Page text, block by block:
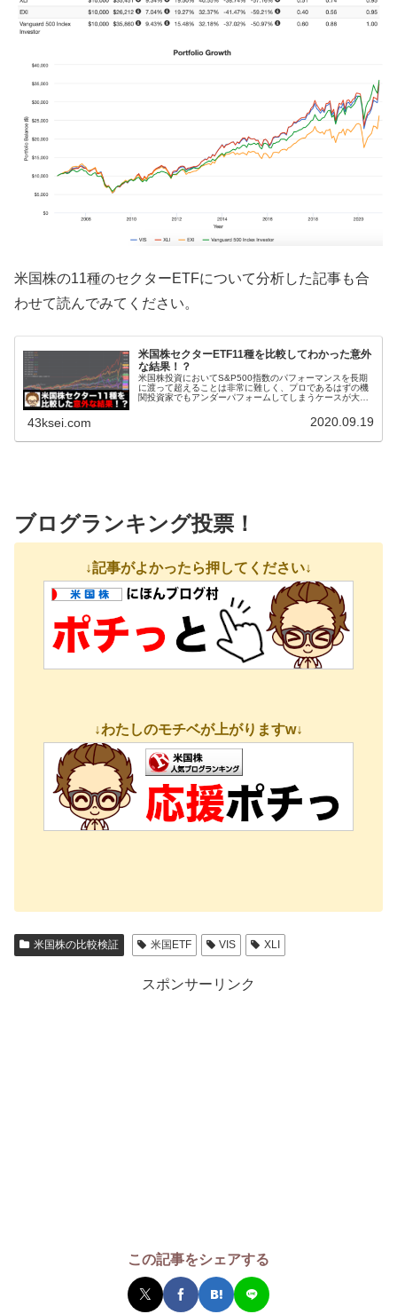
米国株の11種のセクターETFについて分析した記事も合
わせて読んでみてください。
米国株セクターETF11種を比較してわかった意外
な結果！？
米国株投資においてS&P500指数のパフォーマンスを長期
に渡って超えることは非常に難しく、プロであるはずの機
関投資家でもアンダーパフォームしてしまうケースが大半
43ksei.com 2020.09.19
ブログランキング投票！
↓記事がよかったら押してください↓
↓わたしのモチベが上がりますw↓
米国株の比較検証 米国ETF VIS XLI
スポンサーリンク
この記事をシェアする